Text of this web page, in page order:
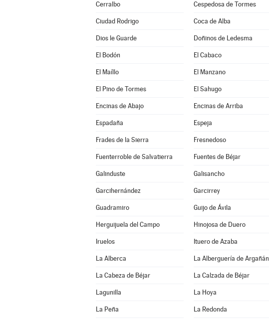
Cerralbo Cespedosa de Tormes
Ciudad Rodrigo Coca de Alba
Dios le Guarde Doñinos de Ledesma
El Bodón El Cabaco
El Maíllo El Manzano
El Pino de Tormes El Sahugo
Encinas de Abajo Encinas de Arriba
Espadaña Espeja
Frades de la Sierra Fresnedoso
Fuenterroble de Salvatierra Fuentes de Béjar
Galinduste Galisancho
Garcihernández Garcirrey
Guadramiro Guijo de Ávila
Herguijuela del Campo Hinojosa de Duero
Iruelos Ituero de Azaba
La Alberca La Alberguería de Argañán
La Cabeza de Béjar La Calzada de Béjar
Lagunilla La Hoya
La Peña La Redonda